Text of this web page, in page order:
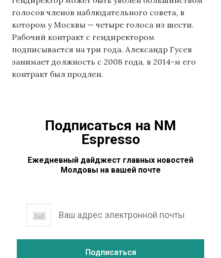
голосов членов наблюдательного совета, в
котором у Москвы — четыре голоса из шести.
Рабочий контракт с гендиректором
подписывается на три года. Александр Гусев
занимает должность с 2008 года, в 2014-м его
контракт был продлен.
Подписаться на NM
Espresso
Ежедневный дайджест главных новостей
Молдовы на вашей почте